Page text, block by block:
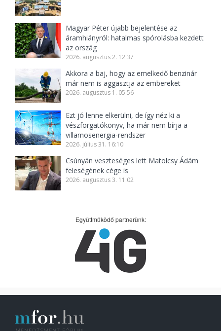
Magyar Péter újabb bejelentése az
áramhiányról: hatalmas spórolásba kezdett
az ország
2026. augusztus 2. 12:37
Akkora a baj, hogy az emelkedő benzinár
már nem is aggasztja az embereket
2026. augusztus 1. 05:56
Ezt jó lenne elkerülni, de így néz ki a
vészforgatókönyv, ha már nem bírja a
villamosenergia-rendszer
2026. július 31. 16:10
Csúnyán veszteséges lett Matolcsy Ádám
feleségének cége is
2026. augusztus 3. 11:02
Együttműködő partnerünk: